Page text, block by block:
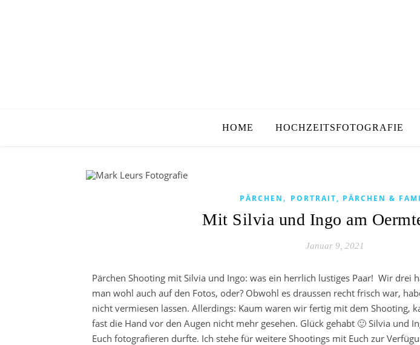
HOME HOCHZEITSFOTOGRAFIE
PÄRCHEN , PORTRAIT, PÄRCHEN &
Mit Silvia und Ingo am
Januar 9, 2021
Pärchen Shooting mit Silvia und Ingo: was ein herrlich lustiges Paar! Wir drei
man wohl auch auf den Fotos, oder? Obwohl es draussen recht frisch war,
nicht vermiesen lassen. Allerdings: Kaum waren wir fertig mit dem Shooting,
fast die Hand vor den Augen nicht mehr gesehen. Glück gehabt 🙂 Silvia und
Euch fotografieren durfte. Ich stehe für weitere Shootings mit Euch zur